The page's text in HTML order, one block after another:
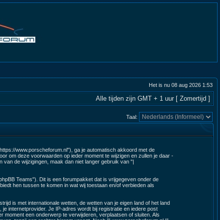
Het is nu 08 aug 2026 1:53
Alle tijden zijn GMT + 1 uur [ Zomertijd ]
Taal:
www.porscheforum.nl"), ga je automatisch akkoord met de
om deze voorwaarden op ieder moment te wijzigen en zullen je daar -
de wijzigingen, maak dan niet langer gebruik van "|
Teams"). Dit is een forumpakket dat is vrijgegeven onder de
hen tussen te komen in wat wij toestaan en/of verbieden als
is met internationale wetten, de wetten van je eigen land of het land
internetprovider. Je IP-adres wordt bij registratie en iedere post
een onderwerp te verwijderen, verplaatsen of sluiten. Als